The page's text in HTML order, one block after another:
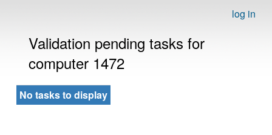
log in
Validation pending tasks for
computer 1472
No tasks to display